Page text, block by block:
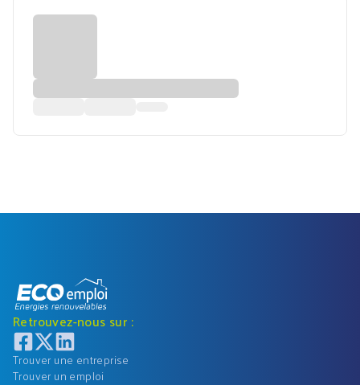
Retrouvez-nous sur :
Trouver une entreprise
Trouver un emploi